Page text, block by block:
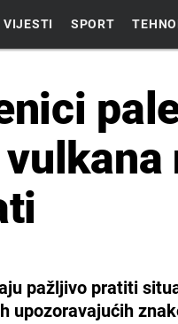
VIJESTI SPORT
pažljivo pratiti
upozoravajućih